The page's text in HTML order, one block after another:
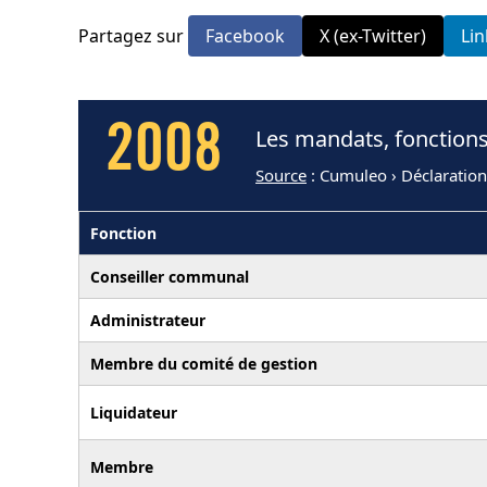
Partagez sur Facebook X (ex-Twitter)
2008 Les mandats,
Source : Cumuleo ›
Fonction
Conseiller communal
Administrateur
Membre du comité de gestion
Liquidateur
Membre